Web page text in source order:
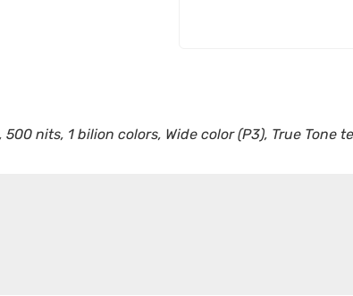
500 nits, 1 bilion colors, Wide color (P3), True Tone